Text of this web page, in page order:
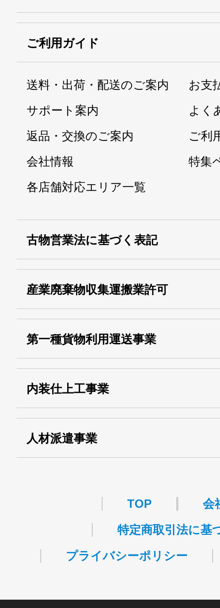
ご利用ガイド
送料・出荷・配送のご案内
お支
サポート案内
よく
返品・交換のご案内
ご利
会社情報
特集
各店舗対応エリア一覧
古物営業法に基づく表記
産業廃棄物収集運搬業許可
運搬業許可証番号：
13000155805
第一種貨物利用運送事業
事業
関自貨：
内装仕上工事業
人材派遣事業
TOP
会
特定商取引法に基
プライバシーポリシー